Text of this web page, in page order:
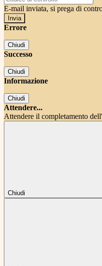
E-mail inviata, si prega di
Errore
Chiudi
Successo
Chiudi
Informazione
Chiudi
Attendere...
Attendere il completamento
Chiudi